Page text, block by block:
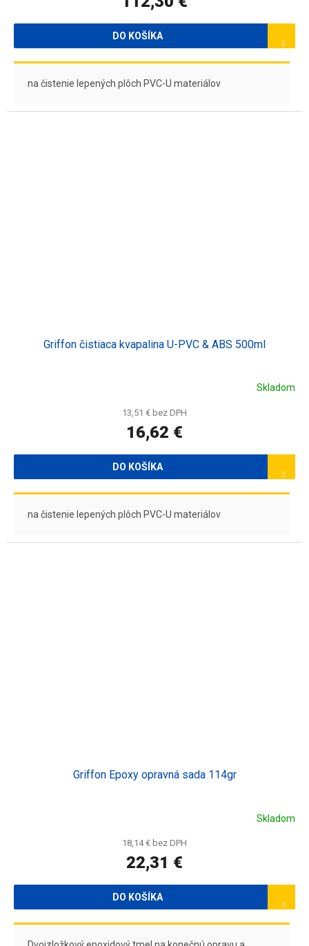
O
DO KOŠÍKA
na čistenie lepených plôch PVC-U materiálov
Griffon čistiaca kvapalina U-PVC & ABS 500ml
Skladom
13,51 € bez DPH
16,62 €
DO KOŠÍKA
na čistenie lepených plôch PVC-U materiálov
Griffon Epoxy opravná sada 114gr
Skladom
18,14 € bez DPH
22,31 €
DO KOŠÍKA